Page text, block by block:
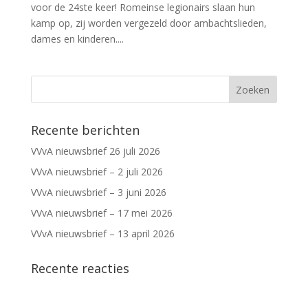
voor de 24ste keer! Romeinse legionairs slaan hun
kamp op, zij worden vergezeld door ambachtslieden,
dames en kinderen....
Recente berichten
VVvA nieuwsbrief 26 juli 2026
VVvA nieuwsbrief – 2 juli 2026
VVvA nieuwsbrief – 3 juni 2026
VVvA nieuwsbrief – 17 mei 2026
VVvA nieuwsbrief – 13 april 2026
Recente reacties